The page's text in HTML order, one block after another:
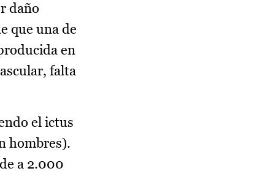
daño
que una de
en
falta
el ictus
hombres).
a 2.000